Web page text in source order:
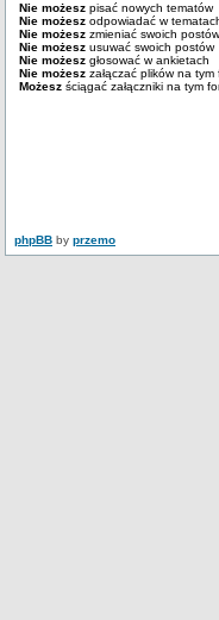
Nie możesz pisać nowych tematów
Nie możesz odpowiadać w
Nie możesz zmieniać swoich postów
Nie możesz usuwać swoich postów
Nie możesz głosować w ankietach
Nie możesz załączać plików na tym
Możesz ściągać załączniki na tym
phpBB by przemo